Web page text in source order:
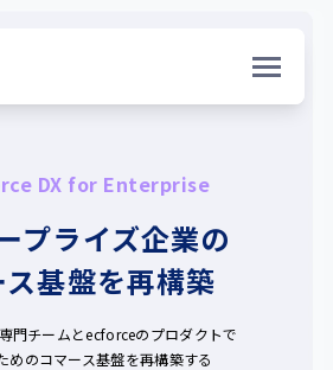
ョン
commerce solution
店舗販売・OMO / 来店予約・決済
DX for Enterprise
プライズ企業の
ス基盤を再構築
門チームとecforceのプロダクトで
めのコマース基盤を再構築する